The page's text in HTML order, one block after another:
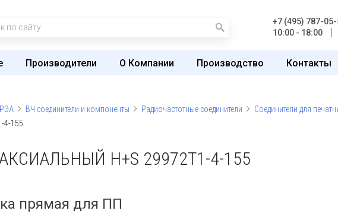
+7 (495) 787-
10:00 - 18:00
Производители О Компании Производство Контакты
ВЧ соединители и компоненты Радиочастотные соединители Соединители для
4-155
H+S 29972T1-4-155
прямая для ПП